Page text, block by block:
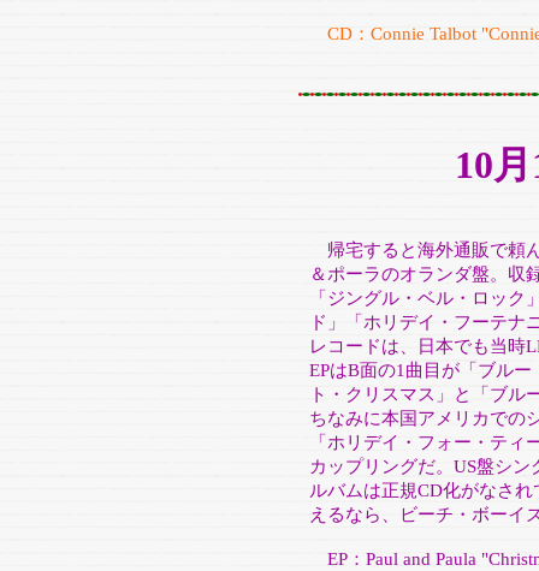
CD：Connie Talbot
10
帰宅すると海外通販で頼
＆ポーラのオランダ盤。収
「ジングル・ベル・ロッ
ド」「ホリデイ・フーテナ
レコードは、日本でも当時
EPはB面の1曲目が「ブル
ト・クリスマス」と「ブル
ちなみに本国アメリカでの
「ホリデイ・フォー・テ
カップリングだ。US盤シ
ルバムは正規CD化がなさ
えるなら、ビーチ・ボーイ
EP：Paul and Paula